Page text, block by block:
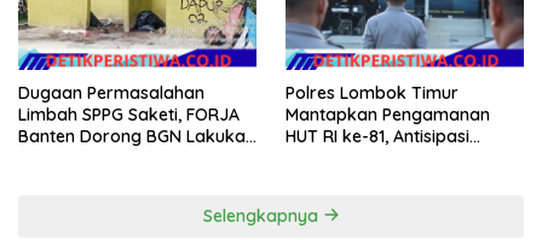
Dugaan Permasalahan
Limbah SPPG Saketi, FORJA
Banten Dorong BGN Lakukan
Polres Lombok Timur
Mantapkan Pengamanan
HUT RI ke-81, Antisipasi
Selengkapnya